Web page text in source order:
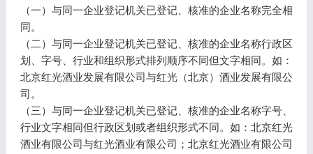
（一）与同一企业登记机关已登记、核准的企业名称完全相
同。
（二）与同一企业登记机关已登记、核准的企业名称行政区
划、字号、行业和组织形式排列顺序不同但文字相同。如：
北京红光酒业发展有限公司与红光（北京）酒业发展有限公
司。
（三）与同一企业登记机关已登记、核准的企业名称字号、
行业文字相同但行政区划或者组织形式不同。如：北京红光
酒业有限公司与红光酒业有限公司；北京红光酒业有限公司